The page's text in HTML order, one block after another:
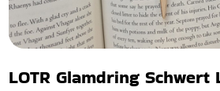
LOTR Glamdring Schwert